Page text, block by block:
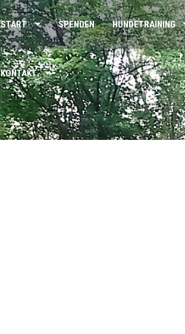
START SPENDEN HUNDETRAINING
KONTAKT